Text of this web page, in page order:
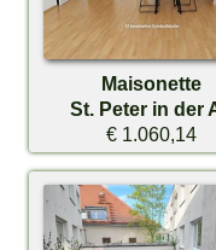
Maisonette
St. Peter in der
€ 1.060,14